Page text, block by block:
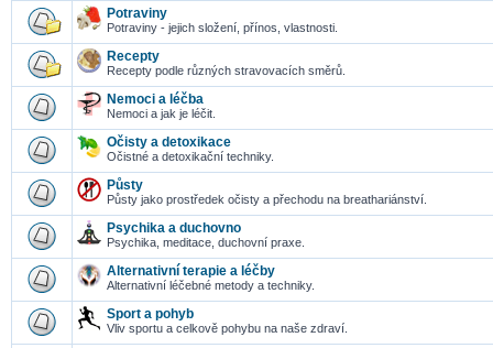
Potraviny
Potraviny - jejich složení, přínos, vlastnosti.
Recepty
Recepty podle různých stravovacích směrů.
Nemoci a léčba
Nemoci a jak je léčit.
Očisty a detoxikace
Očistné a detoxikační techniky.
Půsty
Půsty jako prostředek očisty a přechodu na breathariánství.
Psychika a duchovno
Psychika, meditace, duchovní praxe.
Alternativní terapie a léčby
Alternativní léčebné metody a techniky.
Sport a pohyb
Vliv sportu a celkově pohybu na naše zdraví.